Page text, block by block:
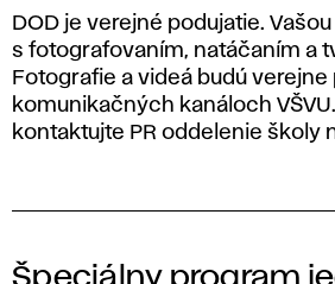
DOD je verejné podujatie.
s fotografovaním, natáčaním a
Fotografie a videá budú
komunikačných kanáloch
kontaktujte PR oddelenie školy